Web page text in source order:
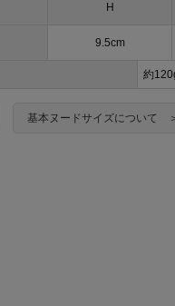
H
9.5cm
約
基本ヌードサイズについて